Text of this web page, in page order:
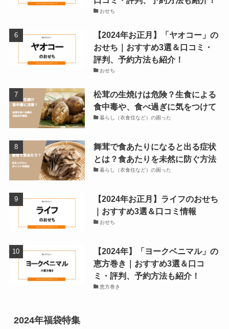
おせち
【2024年お正月】「ヤオコー」の
おせち｜おすすめ3選＆口コミ・
評判、予約方法も紹介！
おせち
松茸の生焼けは危険？生食による
食中毒や、食べ過ぎに気をつけて
暮らし（衣食住など）の困った
舞茸で食あたりになると出る症状
とは？食あたりを未然に防ぐ方法
暮らし（衣食住など）の困った
【2024年お正月】ライフのおせち
｜おすすめ3選＆口コミ情報
おせち
【2024年】「ヨークベニマル」の
恵方巻き｜おすすめ3選＆口コ
ミ・評判、予約方法も紹介！
恵方巻き
2024年福袋特集